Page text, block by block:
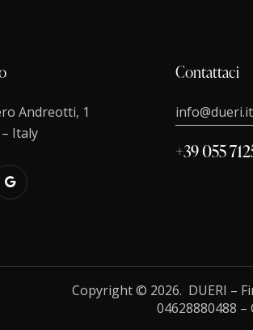
Andreotti, 1
Italy
Contattaci
info@dueri.it
+39 055
Copyright © 2026. DUERI –
04628880488 –